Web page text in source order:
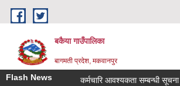
Skip to main content
बकैया गाउँपालिका
बागमती प्रदेश, मकवानपुर
Flash News कर्मचारि आवश्यकता सम्बन्धी सूचना !!!